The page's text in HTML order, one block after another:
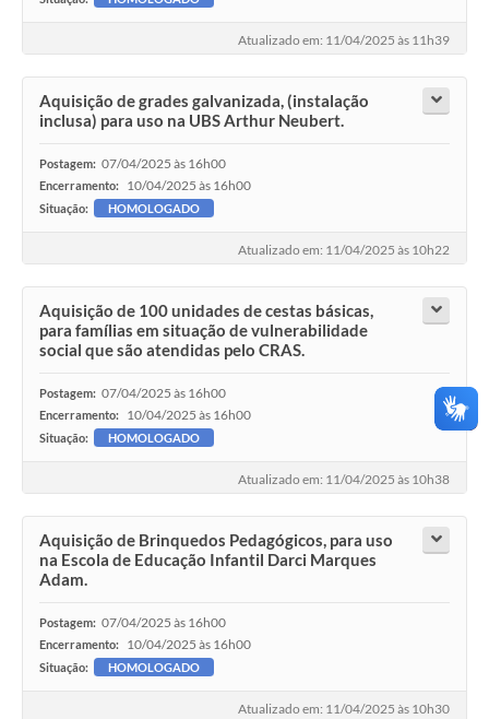
Atualizado em: 11/04/2025 às 11h39
Aquisição de grades galvanizada, (instalação
inclusa) para uso na UBS Arthur Neubert.
Postagem: 07/04/2025 às 16h00
Encerramento: 10/04/2025 às 16h00
Situação: HOMOLOGADO
Atualizado em: 11/04/2025 às 10h22
Aquisição de 100 unidades de cestas básicas,
para famílias em situação de vulnerabilidade
social que são atendidas pelo CRAS.
Postagem: 07/04/2025 às 16h00
Encerramento: 10/04/2025 às 16h00
Situação: HOMOLOGADO
Atualizado em: 11/04/2025 às 10h38
Aquisição de Brinquedos Pedagógicos, para uso
na Escola de Educação Infantil Darci Marques
Adam.
Postagem: 07/04/2025 às 16h00
Encerramento: 10/04/2025 às 16h00
Situação: HOMOLOGADO
Atualizado em: 11/04/2025 às 10h30